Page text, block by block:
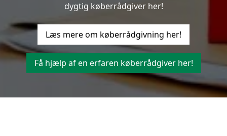
dygtig køberrådgiver her!
Læs mere om køberrådgivning her!
Få hjælp af en erfaren køberrådgiver her!